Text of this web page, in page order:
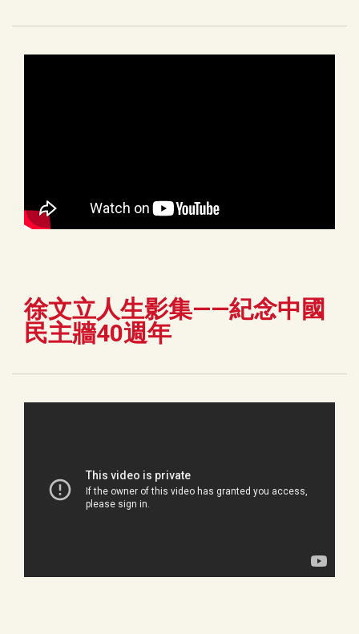
徐文立人生影集——紀念中國
民主牆40週年